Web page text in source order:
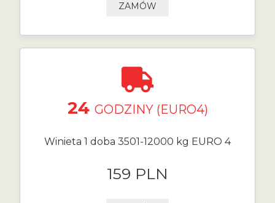
ZAMÓW
24 GODZINY (EURO4)
Winieta 1 doba 3501-12000 kg EURO 4
159 PLN